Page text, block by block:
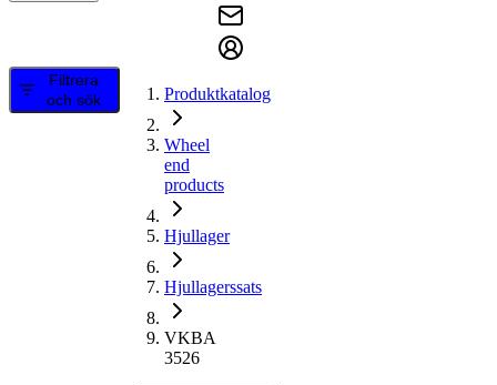
Filtrera
och sök
Produktkatalog
Wheel
end
products
Hjullager
Hjullagerssats
VKBA
3526